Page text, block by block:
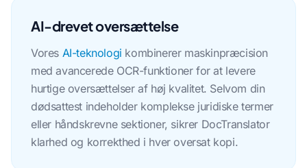
AI-drevet oversættelse
Vores AI-teknologi kombinerer maskinpræcision
med avancerede OCR-funktioner for at levere
hurtige oversættelser af høj kvalitet. Selvom din
dødsattest indeholder komplekse juridiske termer
eller håndskrevne sektioner, sikrer DocTranslator
klarhed og korrekthed i hver oversat kopi.